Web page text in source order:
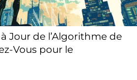
Jour de l’Algorithme de
Vous pour le